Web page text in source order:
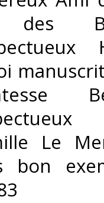
Le
bon